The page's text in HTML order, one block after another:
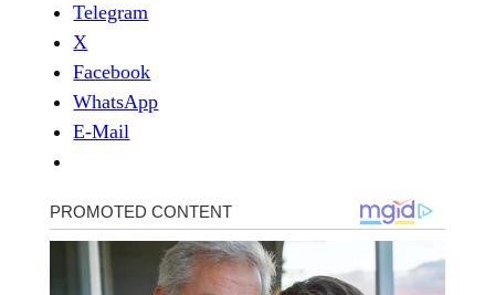
Telegram
X
Facebook
WhatsApp
E-Mail